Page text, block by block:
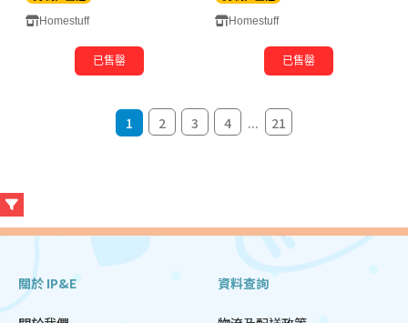
Homestuff
已售罄
Homestuff
已售罄
1 2 3 4 ... 21
關於 IP&E 資料查詢